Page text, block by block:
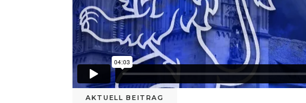
AKTUELL BEITRAG